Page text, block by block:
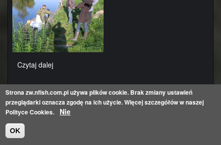
Czytaj dalej
węgorzem
-
2014
-
Formularz
wyszukiwania
Szukaj
Stronazw.nfish.com.plużywa plików cookie. Brak zmiany ustawień
przeglądarki oznacza zgodę na ich użycie. Więcej szczegółów w naszej
Polityce Cookies.
Nie
OK